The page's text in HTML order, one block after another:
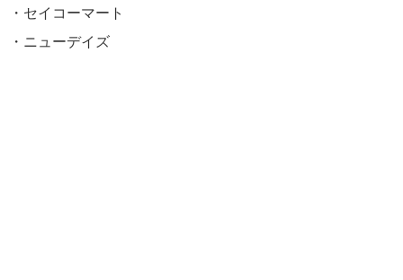
・セイコーマート
・ニューデイズ